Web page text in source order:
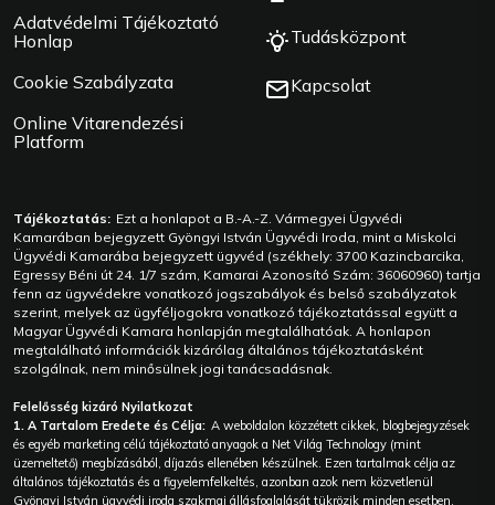
Adatvédelmi Tájékoztató
Honlap
Cookie Szabályzata
Online Vitarendezési
Platform
Tudásközpont
Kapcsolat
Tájékoztatás: Ezt a honlapot a B.-A.-Z. Vármegyei Ügyvédi
Kamarában bejegyzett Gyöngyi István Ügyvédi Iroda, mint a Miskolci
Ügyvédi Kamarába bejegyzett ügyvéd (székhely: 3700 Kazincbarcika,
Egressy Béni út 24. 1/7 szám, Kamarai Azonosító Szám: 36060960) tartja
fenn az ügyvédekre vonatkozó jogszabályok és belső szabályzatok
szerint, melyek az ügyféljogokra vonatkozó tájékoztatással együtt a
Magyar Ügyvédi Kamara honlapján megtalálhatóak. A honlapon
megtalálható információk kizárólag általános tájékoztatásként
szolgálnak, nem minősülnek jogi tanácsadásnak.
Felelősség kizáró Nyilatkozat
1. A Tartalom Eredete és Célja: A weboldalon közzétett cikkek, blogbejegyzések
és egyéb marketing célú tájékoztató anyagok a Net Világ Technology (mint
üzemeltető) megbízásából, díjazás ellenében készülnek. Ezen tartalmak célja az
általános tájékoztatás és a figyelemfelkeltés, azonban azok nem közvetlenül
Gyöngyi István ügyvédi iroda szakmai állásfoglalását tükrözik minden esetben.